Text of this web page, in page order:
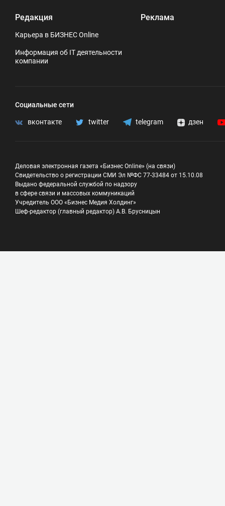
Редакция
Карьера в БИЗНЕС Online
Информация об IT деятельности
компании
Реклама
Социальные сети
вконтакте twitter telegram дзен
Деловая электронная газета «Бизнес Online» (на связи)
Свидетельство о регистрации СМИ Эл №ФС 77-33484 от 15.10.08
Выдано федеральной службой по надзору
в сфере связи и массовых коммуникаций
Учредитель ООО «Бизнес Медия Холдинг»
Шеф-редактор (главный редактор) А.В. Брусницын